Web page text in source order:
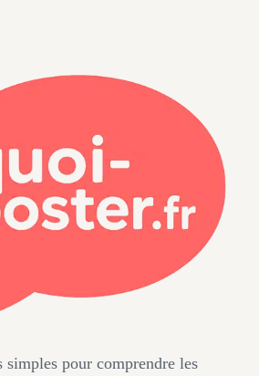
simples pour comprendre les